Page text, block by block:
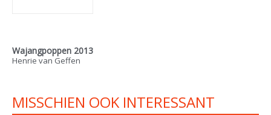
Wajangpoppen 2013
Henrie van Geffen
MISSCHIEN OOK INTERESSANT